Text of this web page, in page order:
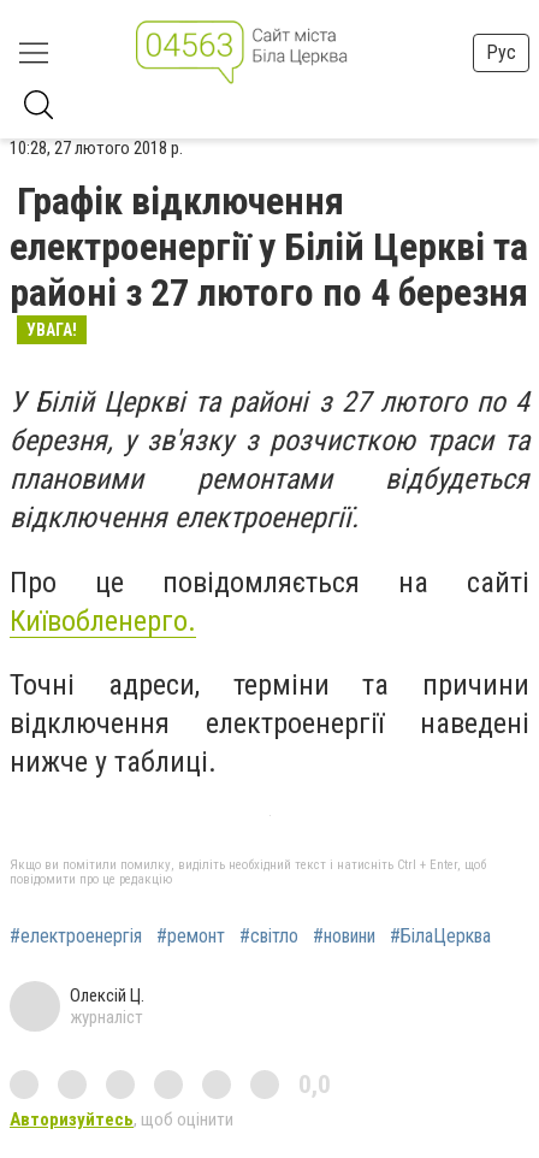
Рус
10:28, 27 лютого 2018 р.
Графік відключення
електроенергії у Білій Церкві та
районі з 27 лютого по 4 березня
УВАГА!
У Білій Церкві та районі з 27 лютого по 4
березня, у зв'язку з розчисткою траси та
плановими ремонтами відбудеться
відключення електроенергії.
Про це повідомляється на сайті
Київобленерго.
Точні адреси, терміни та причини
відключення електроенергії наведені
нижче у таблиці.
Якщо ви помітили помилку, виділіть необхідний текст і натисніть Ctrl + Enter, щоб
повідомити про це редакцію
#електроенергія #ремонт #світло #новини #БілаЦерква
Олексій Ц.
журналіст
0,0
Авторизуйтесь, щоб оцінити